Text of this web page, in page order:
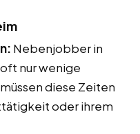
Nebenjobber in
nur wenige
diese Zeiten
oder ihrem